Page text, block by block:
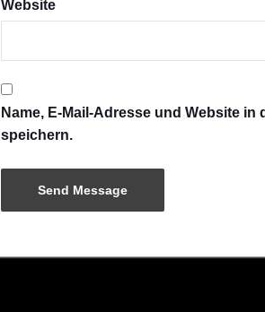
Website
Name, E-Mail-Adresse und Website
speichern.